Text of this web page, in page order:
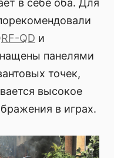
QD и
панелями
точек,
высокое
в играх.